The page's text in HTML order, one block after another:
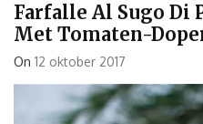
en
groene
Farfalle”
Farfalle Al Sugo Di
Met Tomaten-
On 12 oktober 2017